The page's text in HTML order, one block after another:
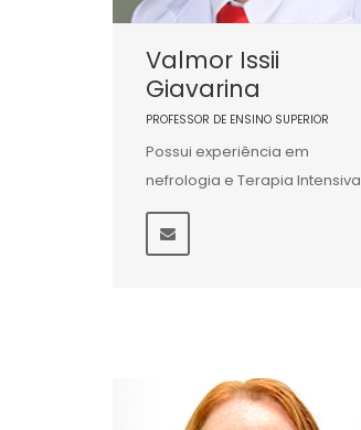
Valmor Issii
Giavarina
PROFESSOR DE ENSINO SUPERIOR
Possui experiência em
nefrologia e Terapia Intensiva